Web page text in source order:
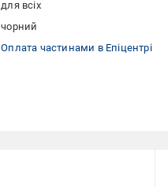
для всіх
чорний
Оплата частинами в Епіцентрі